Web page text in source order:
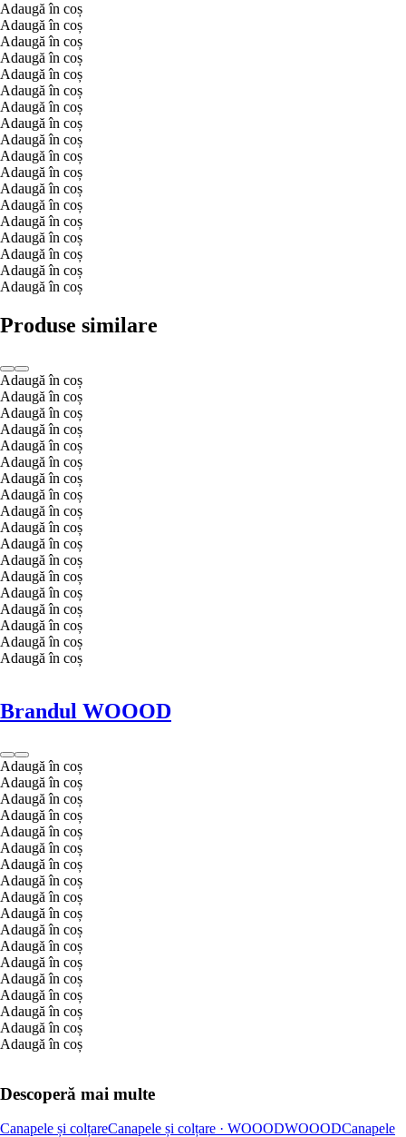
Adaugă în coș
Adaugă în coș
Adaugă în coș
Adaugă în coș
Adaugă în coș
Adaugă în coș
Adaugă în coș
Adaugă în coș
Adaugă în coș
Adaugă în coș
Adaugă în coș
Adaugă în coș
Adaugă în coș
Adaugă în coș
Adaugă în coș
Adaugă în coș
Adaugă în coș
Adaugă în coș
Produse similare
Adaugă în coș
Adaugă în coș
Adaugă în coș
Adaugă în coș
Adaugă în coș
Adaugă în coș
Adaugă în coș
Adaugă în coș
Adaugă în coș
Adaugă în coș
Adaugă în coș
Adaugă în coș
Adaugă în coș
Adaugă în coș
Adaugă în coș
Adaugă în coș
Adaugă în coș
Adaugă în coș
Brandul WOOOD
Adaugă în coș
Adaugă în coș
Adaugă în coș
Adaugă în coș
Adaugă în coș
Adaugă în coș
Adaugă în coș
Adaugă în coș
Adaugă în coș
Adaugă în coș
Adaugă în coș
Adaugă în coș
Adaugă în coș
Adaugă în coș
Adaugă în coș
Adaugă în coș
Adaugă în coș
Adaugă în coș
Descoperă mai multe
Canapele și colțareCanapele și colțare · WOOODWOOODCanapele